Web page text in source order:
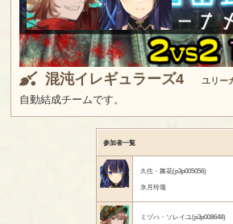
混沌イレギュラーズ4 ユリー
自動結成チームです。
参加者一覧
久住・舞花(p3p005056)
氷月玲瓏
ミヅハ・ソレイユ(p3p008648)